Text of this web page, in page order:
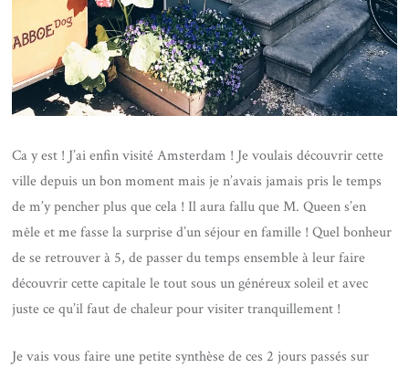
Ca y est ! J’ai enfin visité Amsterdam ! Je voulais découvrir cette
ville depuis un bon moment mais je n’avais jamais pris le temps
de m’y pencher plus que cela ! Il aura fallu que M. Queen s’en
mêle et me fasse la surprise d’un séjour en famille ! Quel bonheur
de se retrouver à 5, de passer du temps ensemble à leur faire
découvrir cette capitale le tout sous un généreux soleil et avec
juste ce qu’il faut de chaleur pour visiter tranquillement !
Je vais vous faire une petite synthèse de ces 2 jours passés sur